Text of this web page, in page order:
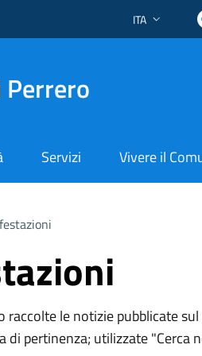
Lingua attiva:
ITA
Perrero
Servizi Vivere il
raccolte le notizie pubblicate
di pertinenza; utilizzate "Cerca